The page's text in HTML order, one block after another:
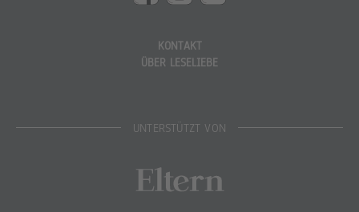
KONTAKT
ÜBER LESELIEBE
UNTERSTÜTZT VON